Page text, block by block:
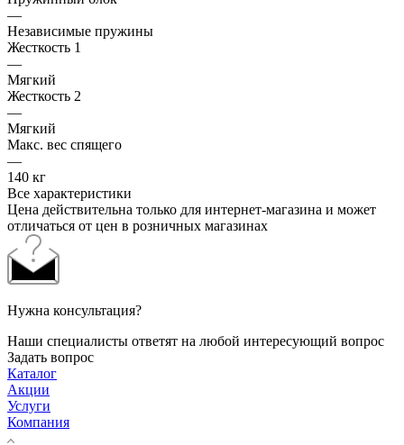
—
Независимые пружины
Жесткость 1
—
Мягкий
Жесткость 2
—
Мягкий
Макс. вес спящего
—
140 кг
Все характеристики
Цена действительна только для интернет-магазина и может
отличаться от цен в розничных магазинах
Нужна консультация?
Наши специалисты ответят на любой интересующий вопрос
Задать вопрос
Каталог
Акции
Услуги
Компания